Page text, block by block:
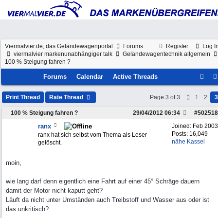
Register Log
Viermalvier.de, das Geländewagenportal
Forums
viermalvier markenunabhängiger talk
Geländewagentechnik allgemein
100 % Steigung fahren ?
Forums Calendar Active Threads
Print Thread Rate Thread Page 3 of 3 1 2 3
100 % Steigung fahren ? #502518
29/04/2012 06:34
Joined: Feb 2003
Posts: 16,049
nähe Kassel
ranx
ranx hat sich selbst vom Thema als Leser
gelöscht.
moin,
wie lang darf denn eigentlich eine Fahrt auf einer 45° Schräge dauern
damit der Motor nicht kaputt geht?
Läuft da nicht unter Umständen auch Treibstoff und Wasser aus oder ist
das unkritisch?